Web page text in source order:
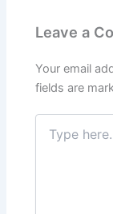
Leave a
Your email
fields are
Type
here..